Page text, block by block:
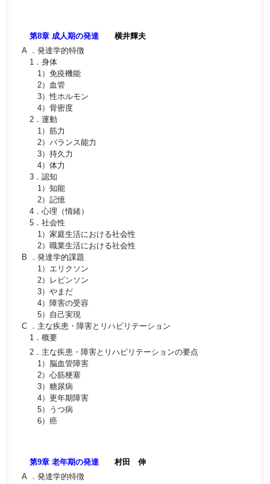
第8章 成人期の発達
横井輝夫
A ．発達学的特徴
1．身体
1）免疫機能
2）血管
3）性ホルモン
4）骨密度
2．運動
1）筋力
2）バランス能力
3）持久力
4）体力
3．認知
1）知能
2）記憶
4．心理（情緒）
5．社会性
1）家庭生活における社会性
2）職業生活における社会性
B ．発達学的課題
1）エリクソン
2）レビンソン
3）やまだ
4）障害の受容
5）自己実現
C ．主な疾患・障害とリハビリテーション
1．概要
2．主な疾患・障害とリハビリテーションの要点
1）脳血管障害
2）心筋梗塞
3）糖尿病
4）更年期障害
5）うつ病
6）癌
第9章 老年期の発達
村田 伸
A ．発達学的特徴